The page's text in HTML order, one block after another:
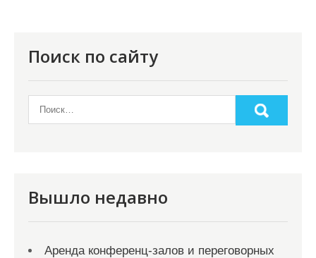
Поиск по сайту
Вышло недавно
Аренда конференц-залов и переговорных